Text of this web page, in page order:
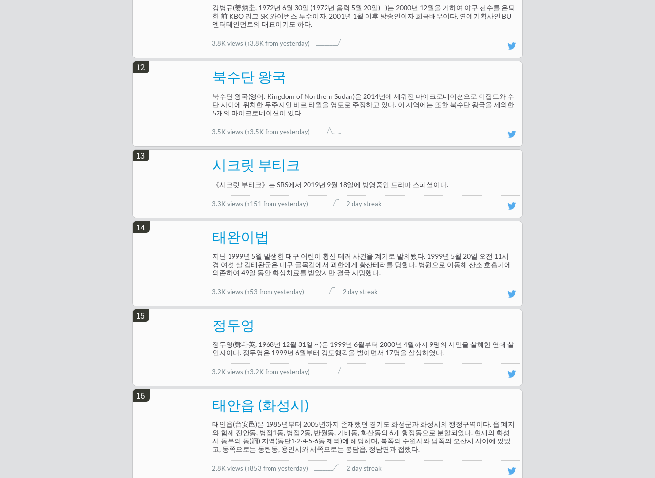
강병규(姜炳圭, 1972년 6월 30일 (1972년 음력 5월 20일) - )는 2000년 12월을 기하여 야구 선수를 은퇴
한 前 KBO 리그 SK 와이번스 투수이자, 2001년 1월 이후 방송인이자 희극배우이다. 연예기획사인 BU
엔터테인먼트의 대표이기도 하다.
3.8K views (↑3.8K from yesterday)
12
북수단 왕국
북수단 왕국(영어: Kingdom of Northern Sudan)은 2014년에 세워진 마이크로네이션으로 이집트와 수
단 사이에 위치한 무주지인 비르 타윌을 영토로 주장하고 있다. 이 지역에는 또한 북수단 왕국을 제외한
5개의 마이크로네이션이 있다.
3.5K views (↑3.5K from yesterday)
13
시크릿 부티크
《시크릿 부티크》는 SBS에서 2019년 9월 18일에 방영중인 드라마 스페셜이다.
3.3K views (↑151 from yesterday) 2 day streak
14
태완이법
지난 1999년 5월 발생한 대구 어린이 황산 테러 사건을 계기로 발의됐다. 1999년 5월 20일 오전 11시
경 여섯 살 김태완군은 대구 골목길에서 괴한에게 황산테러를 당했다. 병원으로 이동해 산소 호흡기에
의존하여 49일 동안 화상치료를 받았지만 결국 사망했다.
3.3K views (↑53 from yesterday) 2 day streak
15
정두영
정두영(鄭斗英, 1968년 12월 31일 ~ )은 1999년 6월부터 2000년 4월까지 9명의 시민을 살해한 연쇄 살
인자이다. 정두영은 1999년 6월부터 강도행각을 벌이면서 17명을 살상하였다.
3.2K views (↑3.2K from yesterday)
16
태안읍 (화성시)
태안읍(台安邑)은 1985년부터 2005년까지 존재했던 경기도 화성군과 화성시의 행정구역이다. 읍 폐지
와 함께 진안동, 병점1동, 병점2동, 반월동, 기배동, 화산동의 6개 행정동으로 분할되었다. 현재의 화성
시 동부의 동(洞) 지역(동탄1·2·4·5·6동 제외)에 해당하며, 북쪽의 수원시와 남쪽의 오산시 사이에 있었
고, 동쪽으로는 동탄동, 용인시와 서쪽으로는 봉담읍, 정남면과 접했다.
2.8K views (↑853 from yesterday) 2 day streak